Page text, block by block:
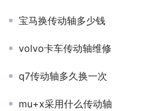
宝马换传动轴多少钱
volvo卡车传动轴维修
q7传动轴多久换一次
mu+x采用什么传动轴